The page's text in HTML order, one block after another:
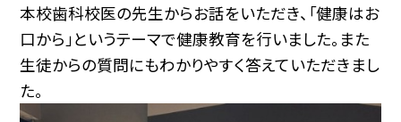
本校歯科校医の先生からお話をいただき、「健康はお
口から」というテーマで健康教育を行いました。また
生徒からの質問にもわかりやすく答えていただきまし
た。